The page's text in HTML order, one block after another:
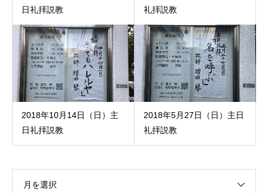
日礼拝説教
礼拝説教
2018年10月14日（日）主
日礼拝説教
2018年5月27日（日）主日
礼拝説教
月を選択